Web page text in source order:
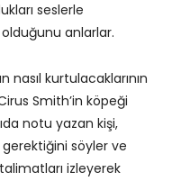
seslerle
anlarlar.
kurtulacaklarının
Smith’in köpeği
notu yazan kişi,
söyler ve
izleyerek